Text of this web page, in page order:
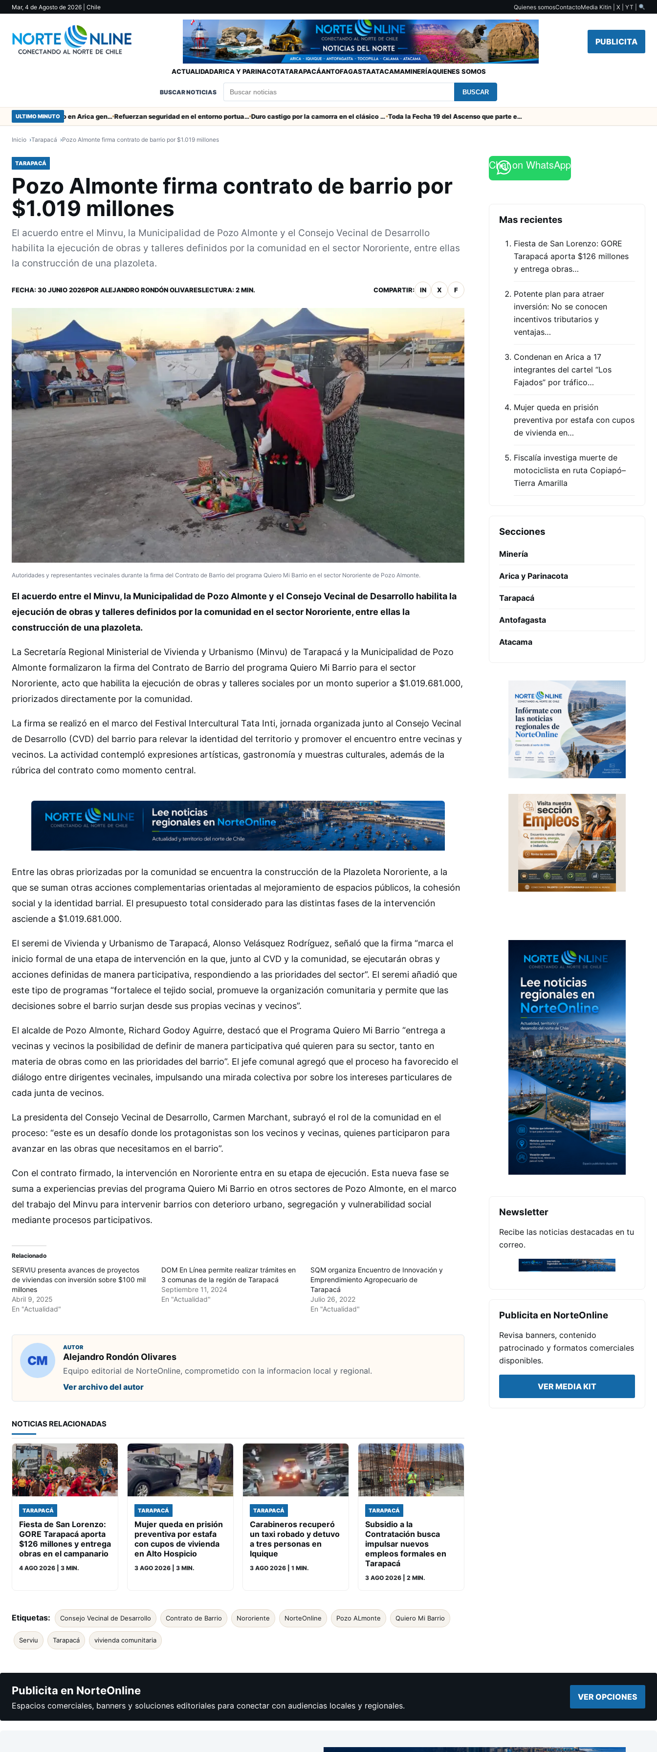
Mar, 4 de Agosto de 2026 | Chile Quienes somosContactoMedia Kitin | X | YT |
PUBLICITA
ACTUALIDADARICA Y PARINACOTATARAPACÁANTOFAGASTAATACAMAMINERÍAQUIENES SOMOS
BUSCAR NOTICIAS BUSCAR
ULTIMO MINUTO Obras de Aguas del Altiplano en Arica generan puestos de trabajo Refuerzan seguridad en el entorno portuario de Arica Duro castigo por la camorra en el clásico Arica-Iquique Toda la Fecha 19 del Ascenso que parte este viernes
Inicio Tarapacá Pozo Almonte firma contrato de barrio por $1.019 millones
TARAPACÁ
Pozo Almonte firma contrato de barrio por
$1.019 millones
El acuerdo entre el Minvu, la Municipalidad de Pozo Almonte y el Consejo Vecinal de Desarrollo
habilita la ejecución de obras y talleres definidos por la comunidad en el sector Nororiente, entre ellas
la construcción de una plazoleta.
FECHA: 30 JUNIO 2026POR ALEJANDRO RONDÓN OLIVARESLECTURA: 2 MIN. COMPARTIR: IN X F
Autoridades y representantes vecinales durante la firma del Contrato de Barrio del programa Quiero Mi Barrio en el sector Nororiente de Pozo Almonte.
El acuerdo entre el Minvu, la Municipalidad de Pozo Almonte y el Consejo Vecinal de Desarrollo habilita la
ejecución de obras y talleres definidos por la comunidad en el sector Nororiente, entre ellas la
construcción de una plazoleta.
La Secretaría Regional Ministerial de Vivienda y Urbanismo (Minvu) de Tarapacá y la Municipalidad de Pozo
Almonte formalizaron la firma del Contrato de Barrio del programa Quiero Mi Barrio para el sector
Nororiente, acto que habilita la ejecución de obras y talleres sociales por un monto superior a $1.019.681.000,
priorizados directamente por la comunidad.
La firma se realizó en el marco del Festival Intercultural Tata Inti, jornada organizada junto al Consejo Vecinal
de Desarrollo (CVD) del barrio para relevar la identidad del territorio y promover el encuentro entre vecinas y
vecinos. La actividad contempló expresiones artísticas, gastronomía y muestras culturales, además de la
rúbrica del contrato como momento central.
Entre las obras priorizadas por la comunidad se encuentra la construcción de la Plazoleta Nororiente, a la
que se suman otras acciones complementarias orientadas al mejoramiento de espacios públicos, la cohesión
social y la identidad barrial. El presupuesto total considerado para las distintas fases de la intervención
asciende a $1.019.681.000.
El seremi de Vivienda y Urbanismo de Tarapacá, Alonso Velásquez Rodríguez, señaló que la firma “marca el
inicio formal de una etapa de intervención en la que, junto al CVD y la comunidad, se ejecutarán obras y
acciones definidas de manera participativa, respondiendo a las prioridades del sector”. El seremi añadió que
este tipo de programas “fortalece el tejido social, promueve la organización comunitaria y permite que las
decisiones sobre el barrio surjan desde sus propias vecinas y vecinos”.
El alcalde de Pozo Almonte, Richard Godoy Aguirre, destacó que el Programa Quiero Mi Barrio “entrega a
vecinas y vecinos la posibilidad de definir de manera participativa qué quieren para su sector, tanto en
materia de obras como en las prioridades del barrio”. El jefe comunal agregó que el proceso ha favorecido el
diálogo entre dirigentes vecinales, impulsando una mirada colectiva por sobre los intereses particulares de
cada junta de vecinos.
La presidenta del Consejo Vecinal de Desarrollo, Carmen Marchant, subrayó el rol de la comunidad en el
proceso: “este es un desafío donde los protagonistas son los vecinos y vecinas, quienes participaron para
avanzar en las obras que necesitamos en el barrio”.
Con el contrato firmado, la intervención en Nororiente entra en su etapa de ejecución. Esta nueva fase se
suma a experiencias previas del programa Quiero Mi Barrio en otros sectores de Pozo Almonte, en el marco
del trabajo del Minvu para intervenir barrios con deterioro urbano, segregación y vulnerabilidad social
mediante procesos participativos.
Relacionado
SERVIU presenta avances de proyectos
de viviendas con inversión sobre $100 mil
millones
Abril 9, 2025
En "Actualidad"
DOM En Línea permite realizar trámites en
3 comunas de la región de Tarapacá
Septiembre 11, 2024
En "Actualidad"
SQM organiza Encuentro de Innovación y
Emprendimiento Agropecuario de
Tarapacá
Julio 26, 2022
En "Actualidad"
AUTOR
Alejandro Rondón Olivares
Equipo editorial de NorteOnline, comprometido con la informacion local y regional.
Ver archivo del autor
NOTICIAS RELACIONADAS
TARAPACÁ
Fiesta de San Lorenzo:
GORE Tarapacá aporta
$126 millones y entrega
obras en el campanario
4 AGO 2026 | 3 MIN.
TARAPACÁ
Mujer queda en prisión
preventiva por estafa
con cupos de vivienda
en Alto Hospicio
3 AGO 2026 | 3 MIN.
TARAPACÁ
Carabineros recuperó
un taxi robado y detuvo
a tres personas en
Iquique
3 AGO 2026 | 1 MIN.
TARAPACÁ
Subsidio a la
Contratación busca
impulsar nuevos
empleos formales en
Tarapacá
3 AGO 2026 | 2 MIN.
Etiquetas: Consejo Vecinal de Desarrollo Contrato de Barrio Nororiente NorteOnline Pozo ALmonte Quiero Mi Barrio
Serviu Tarapacá vivienda comunitaria
Chat on WhatsApp
Mas recientes
Fiesta de San Lorenzo: GORE
Tarapacá aporta $126 millones
y entrega obras…
Potente plan para atraer
inversión: No se conocen
incentivos tributarios y
ventajas…
Condenan en Arica a 17
integrantes del cartel “Los
Fajados” por tráfico…
Mujer queda en prisión
preventiva por estafa con cupos
de vivienda en…
Fiscalía investiga muerte de
motociclista en ruta Copiapó–
Tierra Amarilla
Secciones
Minería
Arica y Parinacota
Tarapacá
Antofagasta
Atacama
Newsletter
Recibe las noticias destacadas en tu
correo.
Publicita en NorteOnline
Revisa banners, contenido
patrocinado y formatos comerciales
disponibles.
VER MEDIA KIT
Publicita en NorteOnline
Espacios comerciales, banners y soluciones editoriales para conectar con audiencias locales y regionales.
VER OPCIONES